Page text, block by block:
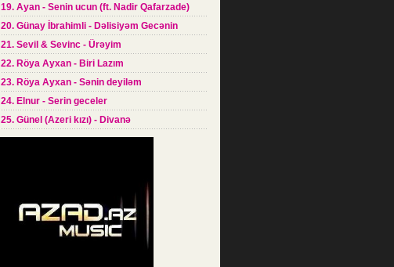
19. Ayan - Senin ucun (ft. Nadir Qafarzade)
20. Günay İbrahimli - Dəlisiyəm Gecənin
21. Sevil & Sevinc - Ürəyim
22. Röya Ayxan - Biri Lazım
23. Röya Ayxan - Sənin deyiləm
24. Elnur - Serin geceler
25. Günel (Azeri kızı) - Divanə